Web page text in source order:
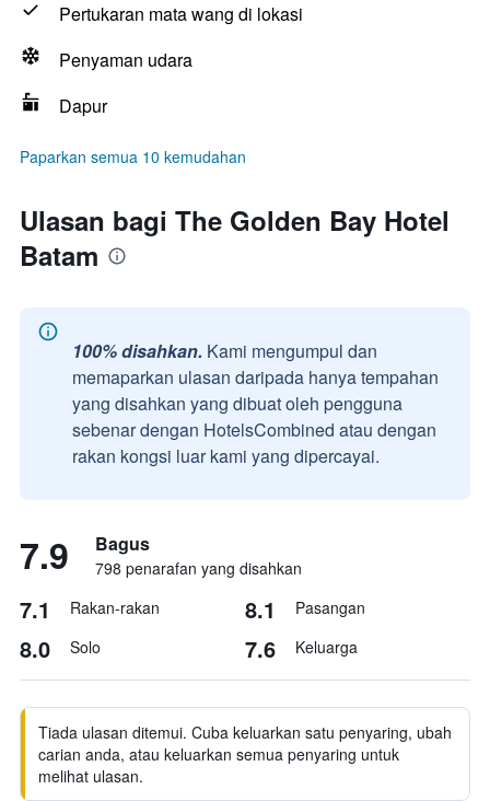
Pertukaran mata wang di lokasi
Penyaman udara
Dapur
Paparkan semua 10 kemudahan
Ulasan bagi The Golden Bay Hotel
Batam
100% disahkan. Kami mengumpul dan
memaparkan ulasan daripada hanya tempahan
yang disahkan yang dibuat oleh pengguna
sebenar dengan HotelsCombined atau dengan
rakan kongsi luar kami yang dipercayai.
7.9 Bagus
798 penarafan yang disahkan
7.1 Rakan-rakan 8.1 Pasangan
8.0 Solo 7.6 Keluarga
Tiada ulasan ditemui. Cuba keluarkan satu penyaring, ubah
carian anda, atau keluarkan semua penyaring untuk
melihat ulasan.